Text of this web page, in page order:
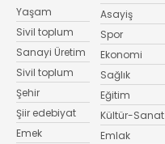
Yaşam
Sivil toplum
Sanayi Üretim
Sivil toplum
Şehir
Şiir edebiyat
Emek
Asayiş
Spor
Ekonomi
Sağlık
Eğitim
Kültür-Sanat
Emlak